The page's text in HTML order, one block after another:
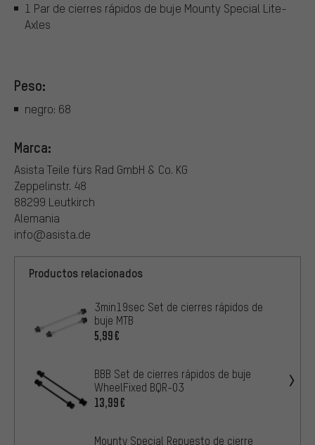
1 Par de cierres rápidos de buje Mounty Special Lite-
Axles
Peso:
negro: 68
Marca:
Asista Teile fürs Rad GmbH & Co. KG
Zeppelinstr. 48
88299 Leutkirch
Alemania
info@asista.de
Productos relacionados
3min19sec Set de cierres rápidos de
buje MTB
5,99€
BBB Set de cierres rápidos de buje
WheelFixed BQR-03
13,99€
Mounty Special Repuesto de cierre